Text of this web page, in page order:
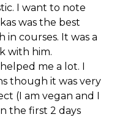
I want to note
was the best
in courses. It was a
with him.
me a lot. I
though it was very
(I am vegan and I
the first 2 days